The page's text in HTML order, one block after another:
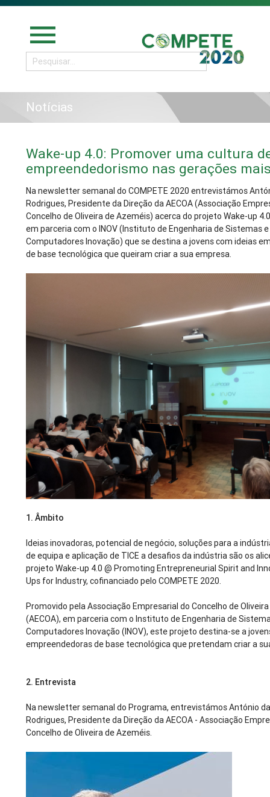
menu
Notícias
Wake-up 4.0: Promover uma cultura
empreendedorismo nas gerações
Na newsletter semanal do COMPETE 2020 entrevistámos
Rodrigues, Presidente da Direção da AECOA (Associação
Concelho de Oliveira de Azeméis) acerca do projeto Wake-up
em parceria com o INOV (Instituto de Engenharia de Sistemas e
Computadores Inovação) que se destina a jovens com ideias
de base tecnológica que queiram criar a sua empresa.
1. Âmbito
Ideias inovadoras, potencial de negócio, soluções para a
de equipa e aplicação de TICE a desafios da indústria são os
projeto Wake-up 4.0 @ Promoting Entrepreneurial Spirit and
Ups for Industry, cofinanciado pelo COMPETE 2020.
Promovido pela Associação Empresarial do Concelho de
(AECOA), em parceria com o Instituto de Engenharia de
Computadores Inovação (INOV), este projeto destina-se a
empreendedoras de base tecnológica que pretendam criar a
2. Entrevista
Na newsletter semanal do Programa, entrevistámos António
Rodrigues, Presidente da Direção da AECOA - Associação
Concelho de Oliveira de Azeméis.